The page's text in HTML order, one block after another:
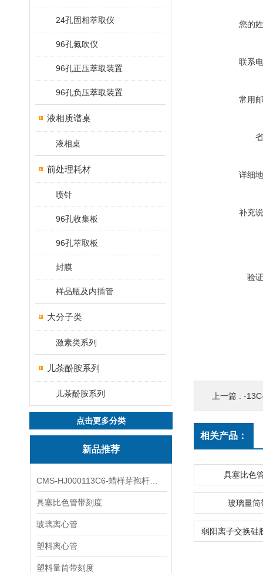
24孔固相萃取仪
96孔氮吹仪
96孔正压萃取装置
96孔负压萃取装置
液相质谱桌
液相桌
前处理耗材
喷针
96孔收集板
96孔萃取板
封膜
样品瓶及内插管
大分子类
激素类系列
儿茶酚胺系列
儿茶酚胺系列
点击更多分类
新品推荐
具塞比色管带刻度
玻璃离心管
塑料离心管
塑料量筒带刻度
您的
联系
常用
详细
补充
验
上一篇 : -
相关产品：
具塞比色
玻璃量筒